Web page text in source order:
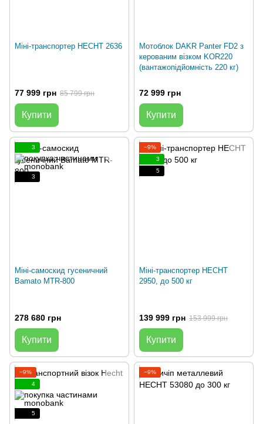
Міні-транспортер HECHT 2636
77 999 грн 85 799 грн
Купити
Мотоблок DAKR Panter FD2 з
керованим візком KOR220
(вантажопідйомність 220 кг)
72 999 грн
Купити
3
3
Міні-самоскид гусеничний
Bamato MTR-800
278 680 грн
Купити
−9%
3
5
Міні-транспортер HECHT
2950, до 500 кг
139 999 грн 153 999 грн
Купити
−9%
4
5
−9%